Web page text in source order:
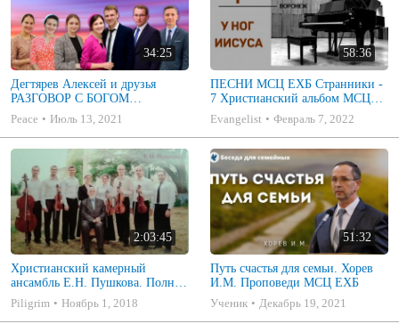
34:25
Дегтярев Алексей и друзья
РАЗГОВОР С БОГОМ
Христианские песни МСЦ ЕХБ
2021 (7я)
Peace Июль 13, 2021
58:36
ПЕСНИ МСЦ ЕХБ Странники -
7 Христианский альбом МСЦ
ЕХБ
Evangelist Февраль 7, 2022
2:03:45
Христианский камерный
ансамбль Е.Н. Пушкова. Полное
собрание
Piligrim Ноябрь 1, 2018
51:32
Путь счастья для семьи. Хорев
И.М. Проповеди МСЦ ЕХБ
Ученик
Декабрь 19, 2021